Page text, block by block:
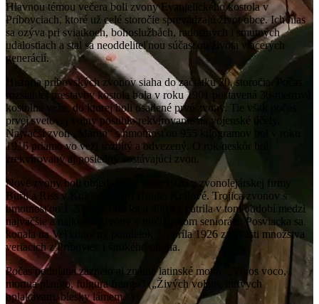
Hlavnou témou večera boli zvony Evanjelického kostola v
Príbovciach, ktoré už celé storočie sprevádzajú život obce. Ich hlas
sa ozýva pri sviatkoch, bohoslužbách, radostných i smutných
udalostiach a stal sa neoddeliteľnou súčasťou života viacerých
generácií.
História príbovských zvonov siaha do začiatku 20. storočia. Počas
rozsiahlej prestavby kostola bola v roku 1901 postavená 36-metrová
kostolná veža, do ktorej boli osadené prvé zvony. Tie však počas
prvej svetovej vojny postihlo rekvírovanie na vojenské účely.
Najväčší zvon „Martin“ s hmotnosťou 955 kilogramov bol v roku
1916 priamo vo veži rozbitý a odvezený. O rok neskôr bol
zrekvírovaný aj posledný zostávajúci zvon.
Nové zvony boli objednané v roku 1926 u zvonolejárskej firmy
Buřil a Riss v Kuklenách pri Hradci Králové. Trojica zvonov s
hmotnosťou 1 200 kg, 600 kg a 450 kg patrila v tom období medzi
najväčšie a najkrajšie zvony v turčianskom senioráte. Posviacka sa
konala na Veľkonočný pondelok 5. apríla 1926 za účasti množstva
veriacich z Príboviec i širokého okolia.
Počas podujatia zaznelo aj známe latinské motto: „Vivos voco,
mortua plango, fulgura frango“ („Živých volám, mŕtvych
oplakávam, blesky lámem.“)